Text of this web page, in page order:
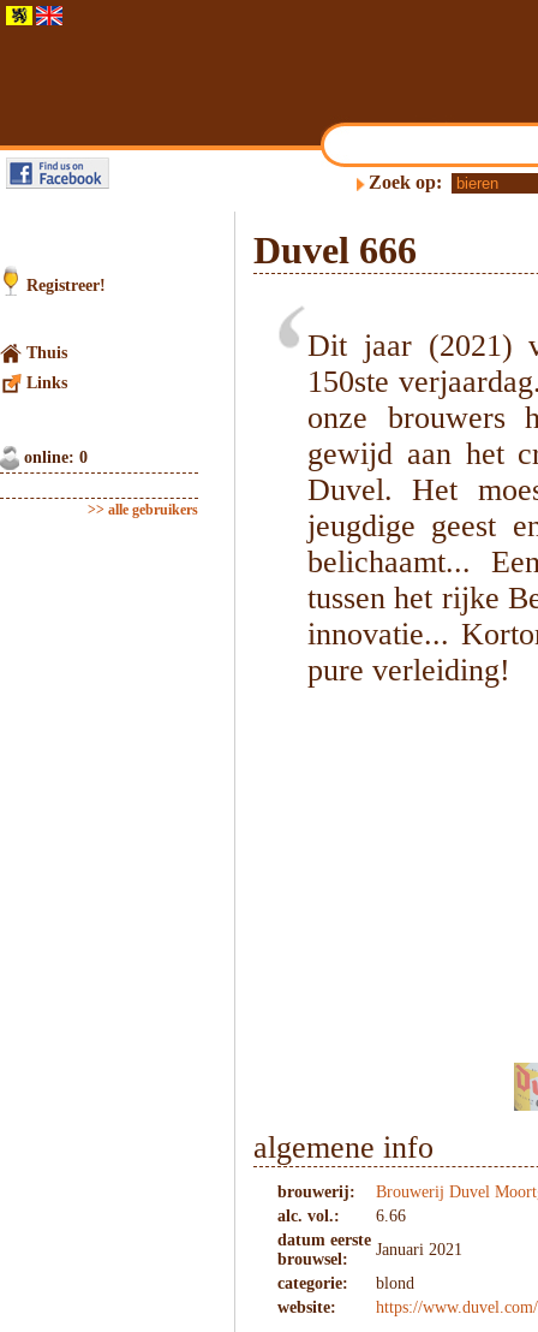
Zoek op:
Registreer!
Thuis
Links
online: 0
>> alle gebruikers
Duvel 666
Dit jaar (2021)
150ste
onze brouwers
gewijd aan het
Duvel. Het
jeugdige geest
belichaamt...
tussen het rijke
innovatie...
pure verleiding!
algemene info
brouwerij:
Brouwerij Duvel
alc. vol.:
6.66
datum eerste
brouwsel:
Januari 2021
categorie:
blond
website:
https://